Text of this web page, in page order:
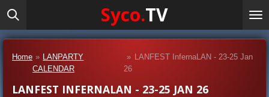
Ga
direct
naar
hoofdinhoud
Syco.TV
Home » LANPARTY
CALENDAR
» LANFEST InfernaLAN - 23-25 Jan
26
LANFEST INFERNALAN - 23-25 JAN 26